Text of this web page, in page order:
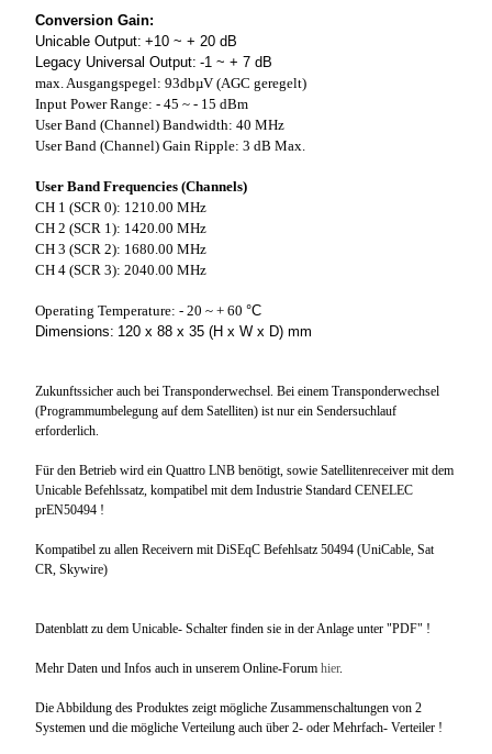
Conversion Gain:
Unicable Output: +10 ~ + 20 dB
Legacy Universal Output: -1 ~ + 7 dB
max. Ausgangspegel: 93dbµV (AGC geregelt)
Input Power Range: - 45 ~ - 15 dBm
User Band (Channel) Bandwidth: 40 MHz
User Band (Channel) Gain Ripple: 3 dB Max.
User Band Frequencies (Channels)
CH 1 (SCR 0): 1210.00 MHz
CH 2 (SCR 1): 1420.00 MHz
CH 3 (SCR 2): 1680.00 MHz
CH 4 (SCR 3): 2040.00 MHz
Operating Temperature: - 20 ~ + 60 °C
Dimensions: 120 x 88 x 35 (H x W x D) mm
Zukunftssicher auch bei Transponderwechsel. Bei einem Transponderwechsel
(Programmumbelegung auf dem Satelliten) ist nur ein Sendersuchlauf
erforderlich.
Für den Betrieb wird ein Quattro LNB benötigt, sowie Satellitenreceiver mit dem
Unicable Befehlssatz, kompatibel mit dem Industrie Standard CENELEC
prEN50494 !
Kompatibel zu allen Receivern mit DiSEqC Befehlsatz 50494 (UniCable, Sat
CR, Skywire)
Datenblatt zu dem Unicable- Schalter finden sie in der Anlage unter "PDF" !
Mehr Daten und Infos auch in unserem Online-Forum hier.
Die Abbildung des Produktes zeigt mögliche Zusammenschaltungen von 2
Systemen und die mögliche Verteilung auch über 2- oder Mehrfach- Verteiler !